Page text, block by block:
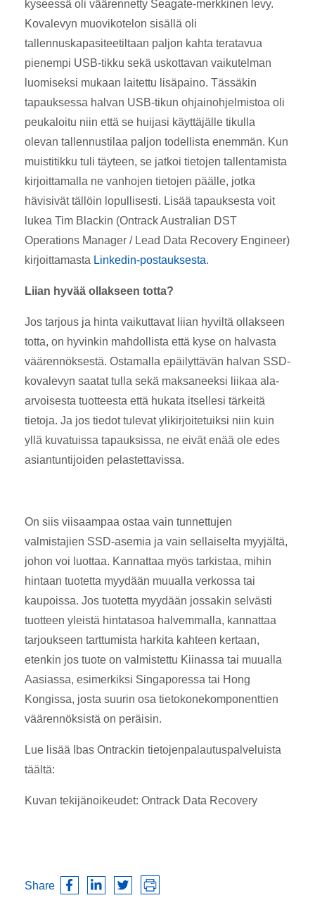
kyseessä oli väärennetty Seagate-merkkinen levy.
Kovalevyn muovikotelon sisällä oli
tallennuskapasiteetiltaan paljon kahta teratavua
pienempi USB-tikku sekä uskottavan vaikutelman
luomiseksi mukaan laitettu lisäpaino. Tässäkin
tapauksessa halvan USB-tikun ohjainohjelmistoa oli
peukaloitu niin että se huijasi käyttäjälle tikulla
olevan tallennustilaa paljon todellista enemmän. Kun
muistitikku tuli täyteen, se jatkoi tietojen tallentamista
kirjoittamalla ne vanhojen tietojen päälle, jotka
hävisivät tällöin lopullisesti. Lisää tapauksesta voit
lukea Tim Blackin (Ontrack Australian DST
Operations Manager / Lead Data Recovery Engineer)
kirjoittamasta Linkedin-postauksesta.
Liian hyvää ollakseen totta?
Jos tarjous ja hinta vaikuttavat liian hyviltä ollakseen
totta, on hyvinkin mahdollista että kyse on halvasta
väärennöksestä. Ostamalla epäilyttävän halvan SSD-
kovalevyn saatat tulla sekä maksaneeksi liikaa ala-
arvoisesta tuotteesta että hukata itsellesi tärkeitä
tietoja. Ja jos tiedot tulevat ylikirjoitetuiksi niin kuin
yllä kuvatuissa tapauksissa, ne eivät enää ole edes
asiantuntijoiden pelastettavissa.
On siis viisaampaa ostaa vain tunnettujen
valmistajien SSD-asemia ja vain sellaiselta myyjältä,
johon voi luottaa. Kannattaa myös tarkistaa, mihin
hintaan tuotetta myydään muualla verkossa tai
kaupoissa. Jos tuotetta myydään jossakin selvästi
tuotteen yleistä hintatasoa halvemmalla, kannattaa
tarjoukseen tarttumista harkita kahteen kertaan,
etenkin jos tuote on valmistettu Kiinassa tai muualla
Aasiassa, esimerkiksi Singaporessa tai Hong
Kongissa, josta suurin osa tietokonekomponenttien
väärennöksistä on peräisin.
Lue lisää Ibas Ontrackin tietojenpalautuspalveluista
täältä:
Kuvan tekijänoikeudet: Ontrack Data Recovery
Share